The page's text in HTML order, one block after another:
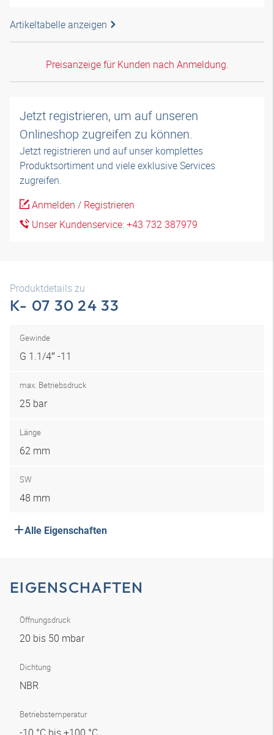
Artikeltabelle anzeigen
Preisanzeige für Kunden nach Anmeldung.
Jetzt registrieren, um auf unseren
Onlineshop zugreifen zu können.
Jetzt registrieren und auf unser komplettes
Produktsortiment und viele exklusive Services
zugreifen.
Anmelden / Registrieren
Unser Kundenservice: +43 732 387979
Produktdetails zu
K- 07 30 24 33
Gewinde
G 1.1/4″ -11
max. Betriebsdruck
25 bar
Länge
62 mm
SW
48 mm
Alle Eigenschaften
EIGENSCHAFTEN
Öffnungsdruck
20 bis 50 mbar
Dichtung
NBR
Betriebstemperatur